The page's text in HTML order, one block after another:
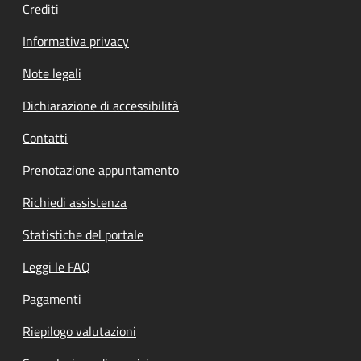
Crediti
Informativa privacy
Note legali
Dichiarazione di accessibilità
Contatti
Prenotazione appuntamento
Richiedi assistenza
Statistiche del portale
Leggi le FAQ
Pagamenti
Riepilogo valutazioni